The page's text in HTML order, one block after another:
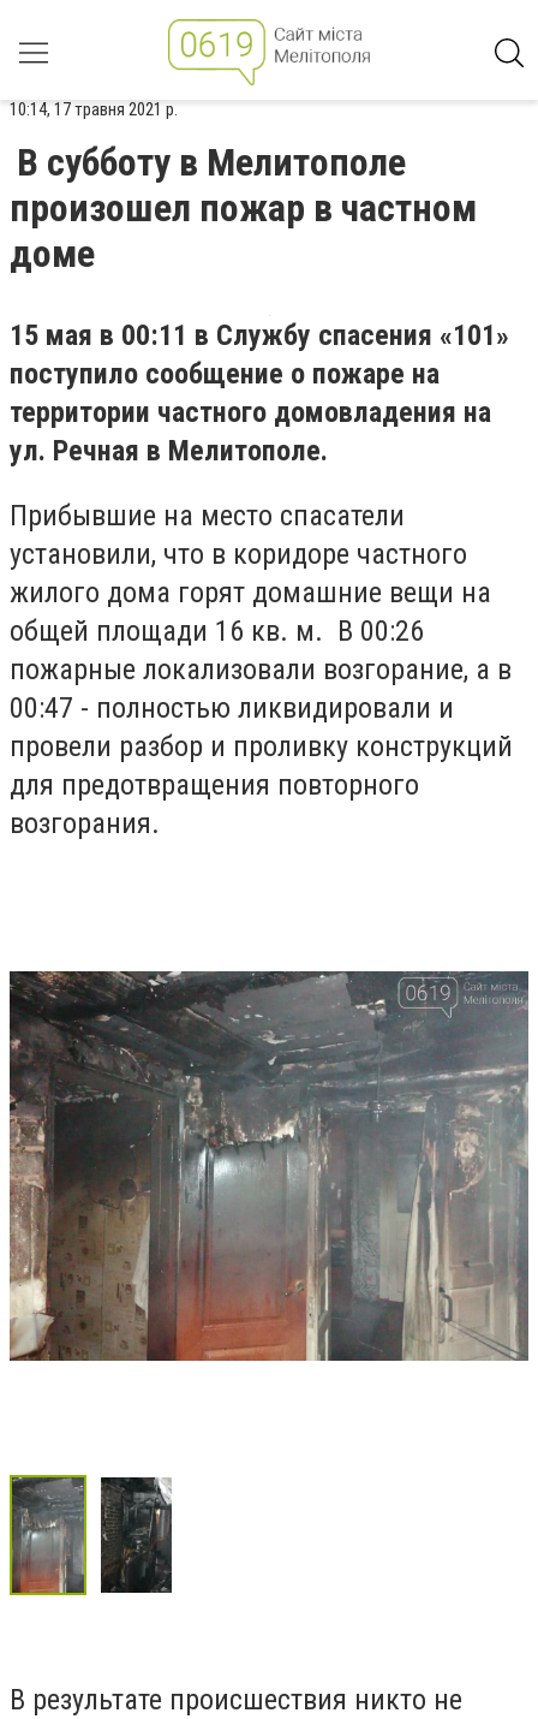
10:14, 17 травня 2021 р.
В субботу в Мелитополе
произошел пожар в частном
доме
15 мая в 00:11 в Службу спасения «101»
поступило сообщение о пожаре на
территории частного домовладения на
ул. Речная в Мелитополе.
Прибывшие на место спасатели
установили, что в коридоре частного
жилого дома горят домашние вещи на
общей площади 16 кв. м. В 00:26
пожарные локализовали возгорание, а в
00:47 - полностью ликвидировали и
провели разбор и проливку конструкций
для предотвращения повторного
возгорания.
В результате происшествия никто не